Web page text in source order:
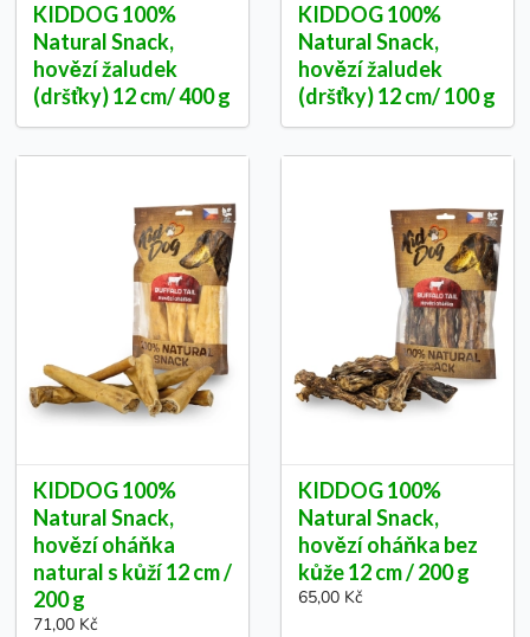
KIDDOG 100%
Natural Snack,
hovězí žaludek
(dršťky) 12 cm/ 400 g
KIDDOG 100%
Natural Snack,
hovězí žaludek
(dršťky) 12 cm/ 100 g
KIDDOG 100%
Natural Snack,
hovězí oháňka
natural s kůží 12 cm /
200 g
71,00 Kč
KIDDOG 100%
Natural Snack,
hovězí oháňka bez
kůže 12 cm / 200 g
65,00 Kč